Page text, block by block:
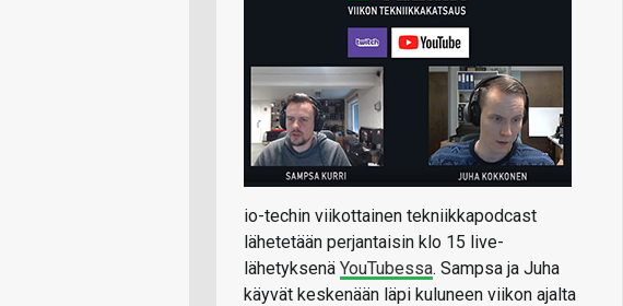
io-techin viikottainen tekniikkapodcast
lähetetään perjantaisin klo 15 live-
lähetyksenä YouTubessa. Sampsa ja Juha
käyvät keskenään läpi kuluneen viikon ajalta